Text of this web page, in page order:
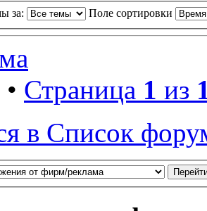
за: Поле сортировки
Страница 1 из
в Список